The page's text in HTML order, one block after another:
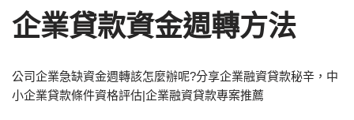
企業貸款資金週轉方法
公司企業急缺資金週轉該怎麼辦呢?分享企業融資貸款秘辛，中
小企業貸款條件資格評估|企業融資貸款專案推薦